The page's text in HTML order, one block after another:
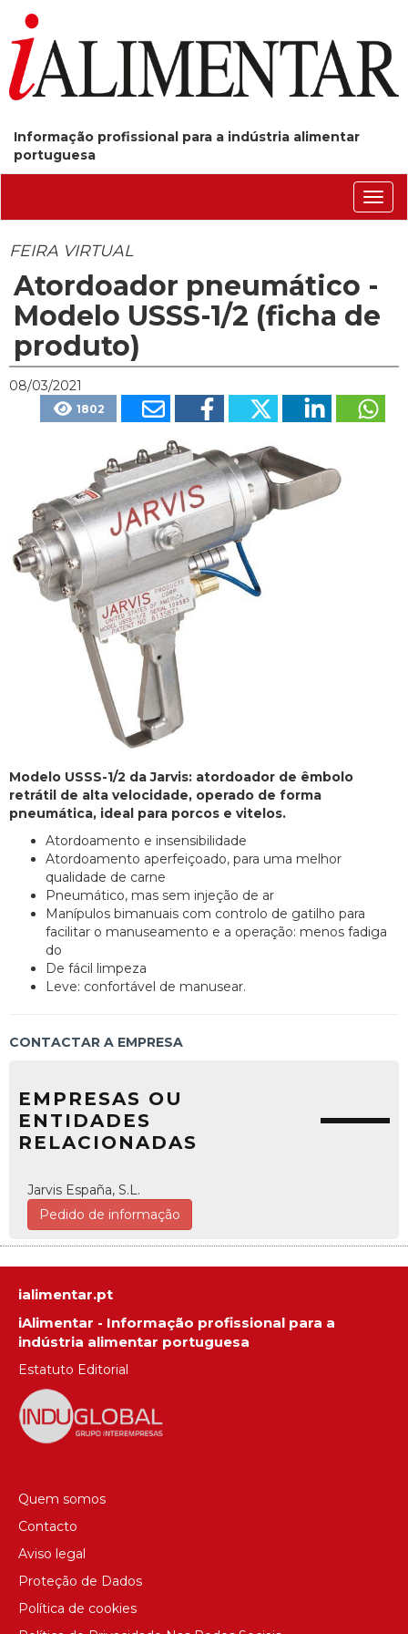
Informação profissional para a indústria alimentar
portuguesa
FEIRA VIRTUAL
Atordoador pneumático -
Modelo USSS-1/2 (ficha de
produto)
08/03/2021
1802
Modelo USSS-1/2 da Jarvis: atordoador de êmbolo
retrátil de alta velocidade, operado de forma
pneumática, ideal para porcos e vitelos.
Atordoamento e insensibilidade
Atordoamento aperfeiçoado, para uma melhor
qualidade de carne
Pneumático, mas sem injeção de ar
Manípulos bimanuais com controlo de gatilho para
facilitar o manuseamento e a operação: menos fadiga
do
De fácil limpeza
Leve: confortável de manusear.
CONTACTAR A EMPRESA
EMPRESAS OU
ENTIDADES
RELACIONADAS
Jarvis España, S.L.
Pedido de informação
ialimentar.pt
iAlimentar - Informação profissional para a
indústria alimentar portuguesa
Estatuto Editorial
Quem somos
Contacto
Aviso legal
Proteção de Dados
Política de cookies